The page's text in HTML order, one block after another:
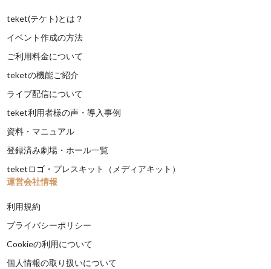
teket(テケト)とは？
イベント作成の方法
ご利用料金について
teketの機能ご紹介
ライブ配信について
teket利用者様の声・導入事例
資料・マニュアル
登録済み劇場・ホール一覧
teketロゴ・プレスキット（メディアキット）
運営会社情報
利用規約
プライバシーポリシー
Cookieの利用について
個人情報の取り扱いについて